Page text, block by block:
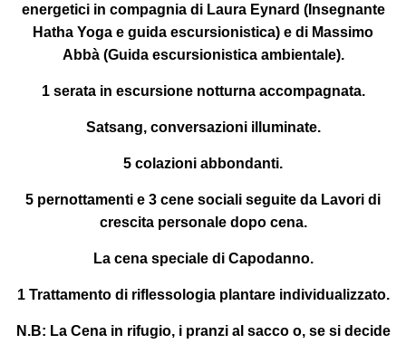
energetici in compagnia di Laura Eynard (Insegnante
Hatha Yoga e guida escursionistica) e di Massimo
Abbà(Guida escursionistica ambientale).
1 serata in escursione notturna accompagnata.
Satsang, conversazioni illuminate.
5 colazioni abbondanti.
5 pernottamenti e 3 cene sociali seguite da Lavori di
crescita personale dopo cena.
La cena speciale di Capodanno.
1 Trattamento di riflessologia plantare individualizzato.
N.B: La Cena in rifugio, i pranzi al sacco o, se si decide